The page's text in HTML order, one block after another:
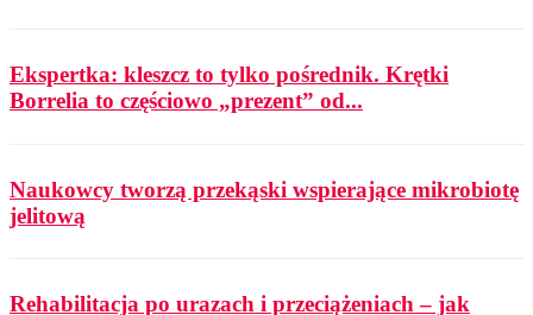
Ekspertka: kleszcz to tylko pośrednik. Krętki
Borrelia to częściowo „prezent” od...
Naukowcy tworzą przekąski wspierające mikrobiotę
jelitową
Rehabilitacja po urazach i przeciążeniach – jak